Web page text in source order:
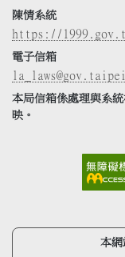
陳情系統
https://
電子信箱
la_laws@gov.taipei
本局信箱係處理與系
映。
本網